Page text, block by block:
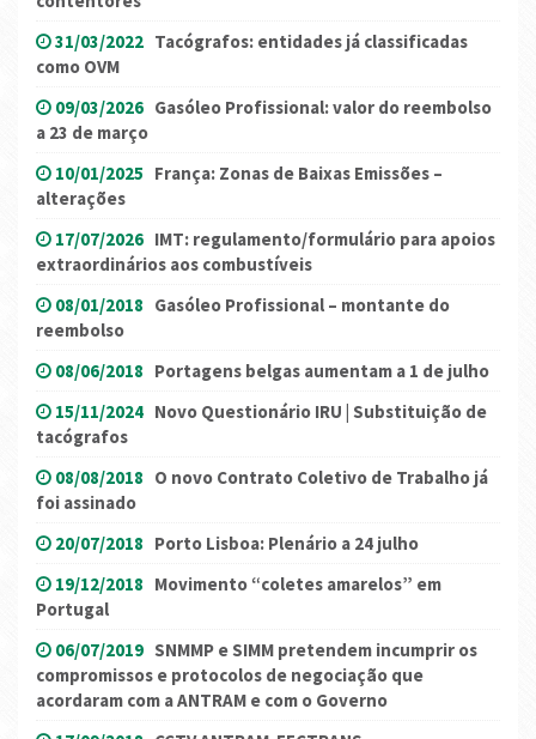
31/03/2022 Tacógrafos: entidades já classificadas
como OVM
09/03/2026 Gasóleo Profissional: valor do reembolso
a 23 de março
10/01/2025 França: Zonas de Baixas Emissões –
alterações
17/07/2026 IMT: regulamento/formulário para apoios
extraordinários aos combustíveis
08/01/2018 Gasóleo Profissional – montante do
reembolso
08/06/2018 Portagens belgas aumentam a 1 de julho
15/11/2024 Novo Questionário IRU | Substituição de
tacógrafos
08/08/2018 O novo Contrato Coletivo de Trabalho já
foi assinado
20/07/2018 Porto Lisboa: Plenário a 24 julho
19/12/2018 Movimento “coletes amarelos” em
Portugal
06/07/2019 SNMMP e SIMM pretendem incumprir os
compromissos e protocolos de negociação que
acordaram com a ANTRAM e com o Governo